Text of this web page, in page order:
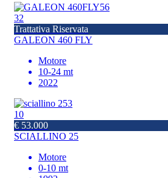
32
Trattativa Riservata
GALEON 460 FLY
Motore
10-24 mt
2022
10
€ 53.000
SCIALLINO 25
Motore
0-10 mt